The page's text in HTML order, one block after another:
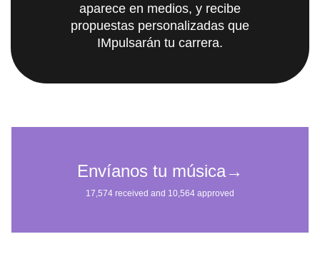
aparece en medios, y recibe
propuestas personalizadas que
IMpulsarán tu carrera.